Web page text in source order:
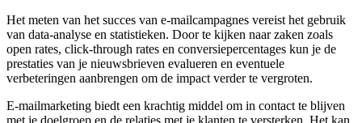
Het meten van het succes van e-mailcampagnes vereist het gebruik
van data-analyse en statistieken. Door te kijken naar zaken zoals
open rates, click-through rates en conversiepercentages kun je de
prestaties van je nieuwsbrieven evalueren en eventuele
verbeteringen aanbrengen om de impact verder te vergroten.
E-mailmarketing biedt een krachtig middel om in contact te blijven
met je doelgroep en de relaties met je klanten te versterken. Het kan